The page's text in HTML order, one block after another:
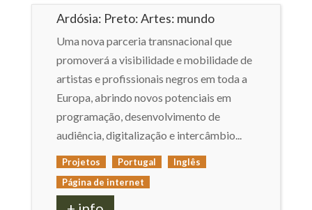
Ardósia: Preto: Artes: mundo
Uma nova parceria transnacional que
promoverá a visibilidade e mobilidade de
artistas e profissionais negros em toda a
Europa, abrindo novos potenciais em
programação, desenvolvimento de
audiência, digitalização e intercâmbio...
Projetos Portugal
Inglês
Página de internet